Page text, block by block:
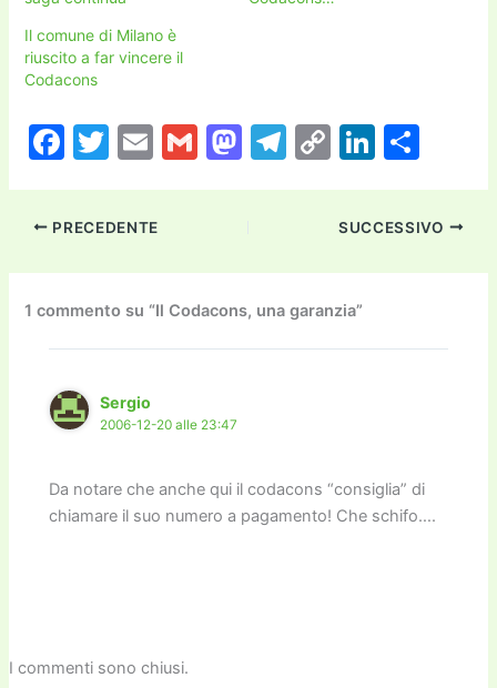
Il comune di Milano è
riuscito a far vincere il
Codacons
F
c
e
b
o
o
k
T
itt
er
E
ai
l
G
M
d
o
n
T
a
m
C
p
y
Li
n
k
Li
k
e
dI
n
di
vi
PRECEDENTE SUCCESSIVO
1 commento su “Il Codacons, una garanzia”
Sergio
2006-12-20 alle 23:47
Da notare che anche qui il codacons “consiglia” di
chiamare il suo numero a pagamento! Che schifo….
I commenti sono chiusi.